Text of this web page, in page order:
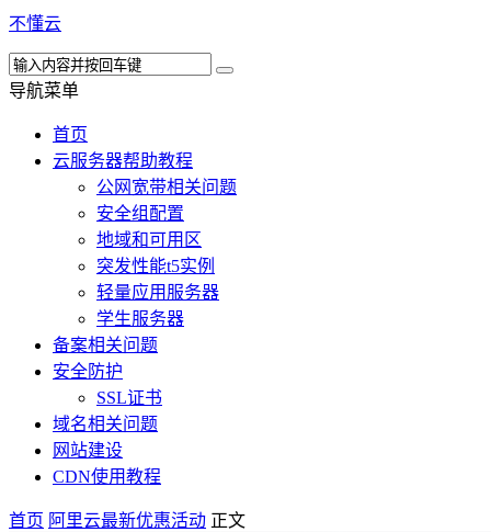
不懂云
导航菜单
首页
云服务器帮助教程
公网宽带相关问题
安全组配置
地域和可用区
突发性能t5实例
轻量应用服务器
学生服务器
备案相关问题
安全防护
SSL证书
域名相关问题
网站建设
CDN使用教程
首页 阿里云最新优惠活动 正文